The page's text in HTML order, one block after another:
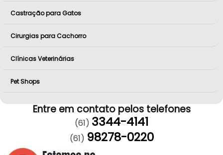
Castração para Gatos
Cirurgias para Cachorro
Clínicas Veterinárias
Pet Shops
Entre em contato pelos telefones
(61) 3344-4141
(61) 98278-0220